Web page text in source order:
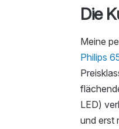
Die
Meine
Philips
LED)
und erst